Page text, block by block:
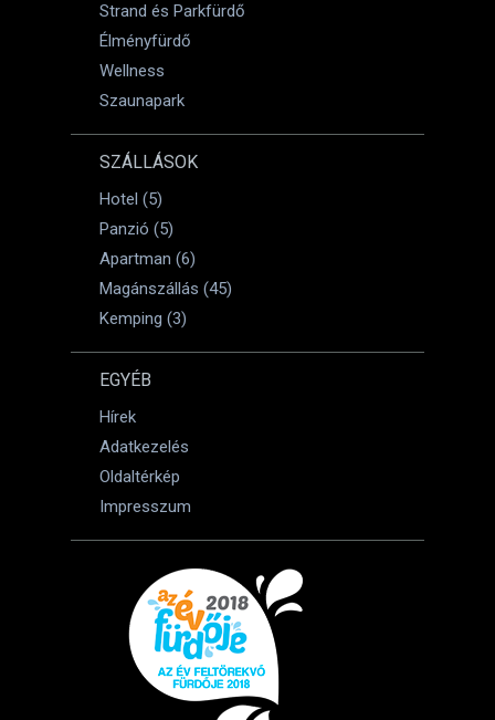
Strand és Parkfürdő
Élményfürdő
Wellness
Szaunapark
SZÁLLÁSOK
Hotel (5)
Panzió (5)
Apartman (6)
Magánszállás (45)
Kemping (3)
EGYÉB
Hírek
Adatkezelés
Oldaltérkép
Impresszum